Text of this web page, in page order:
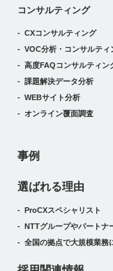
コンサルティング
CXコンサルティング
VOC分析・コンサルティ
高度FAQコンサルティン
課題解決データ分析
WEBサイト分析
オンライン覆面調査
事例
選ばれる理由
ProCXスペシャリスト
NTTグループやパートナ
全国の拠点で大規模業務